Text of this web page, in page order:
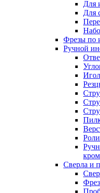
Для
Для
Фрезы по
Ручной
Сверла и